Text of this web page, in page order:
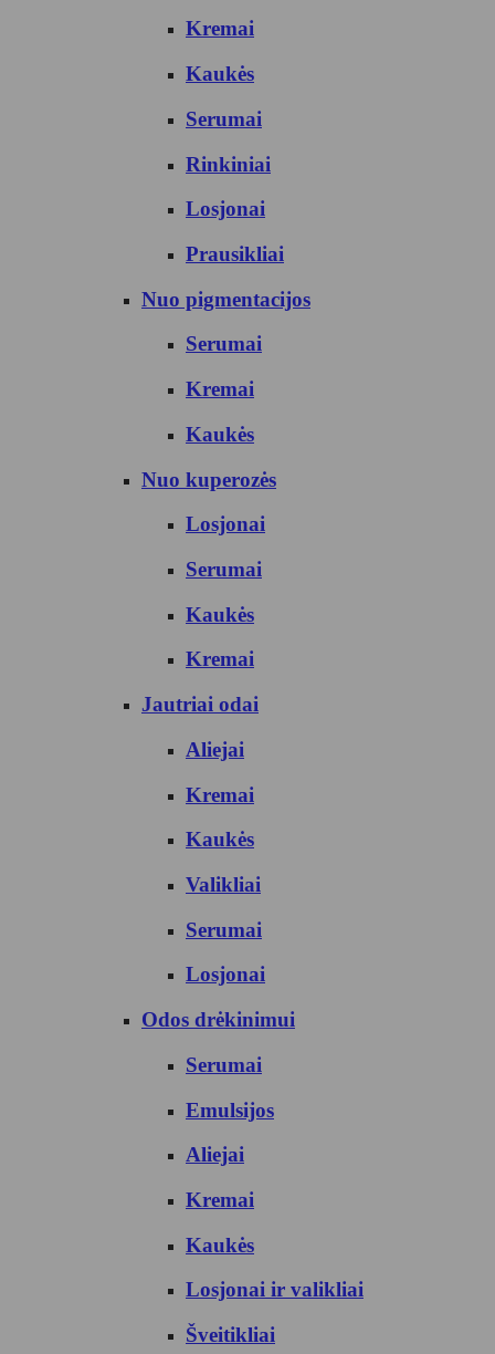
Kremai
Kaukės
Serumai
Rinkiniai
Losjonai
Prausikliai
Nuo pigmentacijos
Serumai
Kremai
Kaukės
Nuo kuperozės
Losjonai
Serumai
Kaukės
Kremai
Jautriai odai
Aliejai
Kremai
Kaukės
Valikliai
Serumai
Losjonai
Odos drėkinimui
Serumai
Emulsijos
Aliejai
Kremai
Kaukės
Losjonai ir valikliai
Šveitikliai